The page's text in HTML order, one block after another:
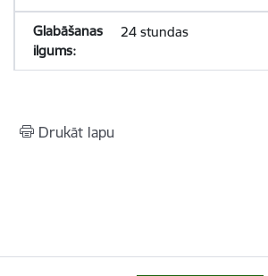
24 stundas
Drukāt lapu